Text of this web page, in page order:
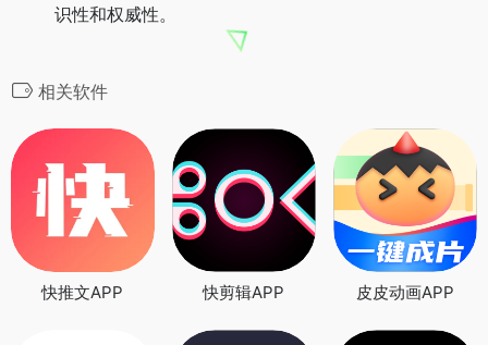
识性和权威性。
相关软件
快推文APP 快剪辑APP 皮皮动画APP